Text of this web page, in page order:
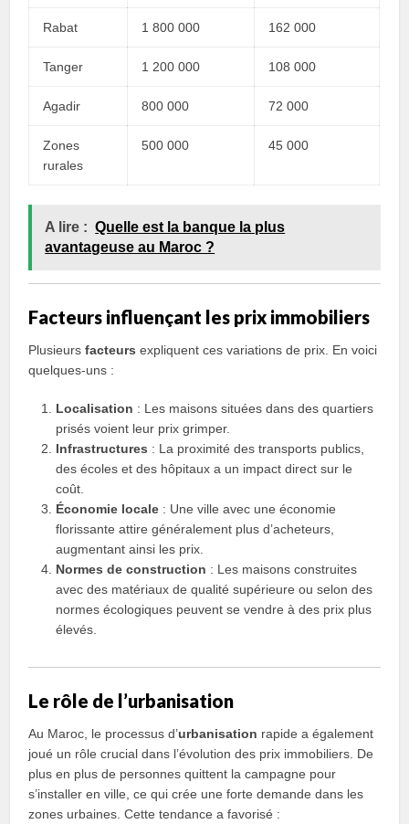
Rabat 1 800 000 162 000
Tanger 1 200 000 108 000
Agadir 800 000 72 000
Zones
rurales
500 000 45 000
A lire : Quelle est la banque la plus
avantageuse au Maroc ?
Facteurs influençant les prix immobiliers
Plusieursfacteurs expliquent ces variations de prix. En voici
quelques-uns :
Localisation : Les maisons situées dans des quartiers
prisés voient leur prix grimper.
Infrastructures : La proximité des transports publics,
des écoles et des hôpitaux a un impact direct sur le
coût.
Économie locale : Une ville avec une économie
florissante attire généralement plus d’acheteurs,
augmentant ainsi les prix.
Normes de construction : Les maisons construites
avec des matériaux de qualité supérieure ou selon des
normes écologiques peuvent se vendre à des prix plus
élevés.
Le rôle de l’urbanisation
Au Maroc, le processus d’urbanisation rapide a également
joué un rôle crucial dans l’évolution des prix immobiliers. De
plus en plus de personnes quittent la campagne pour
s’installer en ville, ce qui crée une forte demande dans les
zones urbaines. Cette tendance a favorisé :